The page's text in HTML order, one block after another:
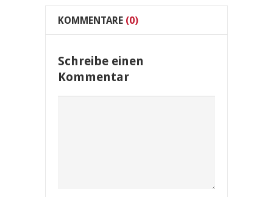
KOMMENTARE (0)
Schreibe einen
Kommentar